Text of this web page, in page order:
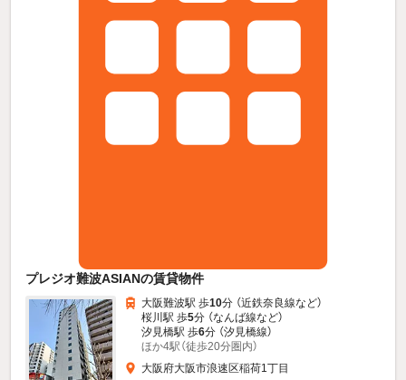
プレジオ難波ASIANの賃貸物件
大阪難波駅 歩10分 （近鉄奈良線など）
桜川駅 歩5分 （なんば線など）
汐見橋駅 歩6分 （汐見橋線）
ほか4駅（徒歩20分圏内）
大阪府大阪市浪速区稲荷1丁目